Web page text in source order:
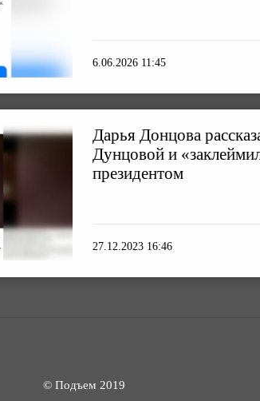
6.06.2026 11:45
Дарья Донцова
Дунцовой и
президентом
27.12.2023 16:46
© Подъем 2019